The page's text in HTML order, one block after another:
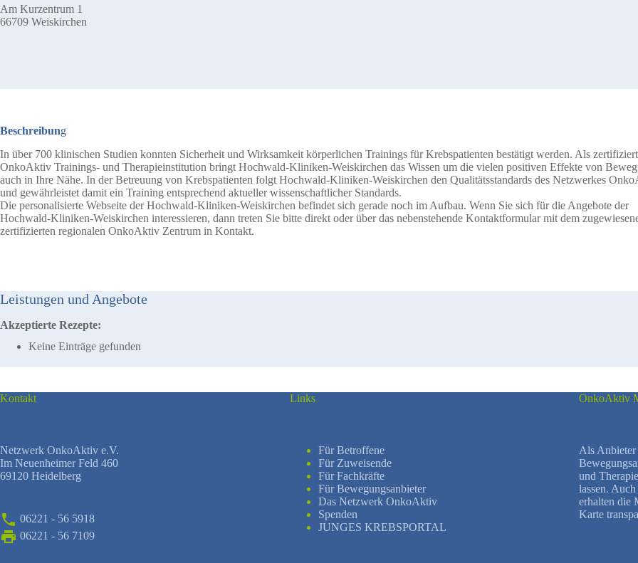
Am Kurzentrum 1
66709 Weiskirchen
Beschreibung
In über 700 klinischen Studien konnten Sicherheit und Wirksamkeit körperlichen Trainings für Krebspatienten bestätigt werden. Als
OnkoAktiv Trainings- und Therapieinstitution bringt Hochwald-Kliniken-Weiskirchen das Wissen um die vielen positiven Effekte von
auch in Ihre Nähe. In der Betreuung von Krebspatienten folgt Hochwald-Kliniken-Weiskirchen den Qualitätsstandards des Netzwerkes
und gewährleistet damit ein Training entsprechend aktueller wissenschaftlicher Standards.
Die personalisierte Webseite der Hochwald-Kliniken-Weiskirchen befindet sich gerade noch im Aufbau. Wenn Sie sich für die Angebote der
Hochwald-Kliniken-Weiskirchen interessieren, dann treten Sie bitte direkt oder über das nebenstehende Kontaktformular mit dem
zertifizierten regionalen OnkoAktiv Zentrum in Kontakt.
Leistungen und Angebote
Akzeptierte Rezepte:
Keine Einträge gefunden
Kontakt
Netzwerk OnkoAktiv e.V.
Im Neuenheimer Feld 460
69120 Heidelberg
06221 - 56 5918
06221 - 56 7109
Links
Für Betroffene
Für Zuweisende
Für Fachkräfte
Für Bewegungsanbieter
Das Netzwerk OnkoAktiv
Spenden
JUNGES KREBSPORTAL
OnkoAktiv
Als Anbieter
und
lassen.
erhalten die
Karte